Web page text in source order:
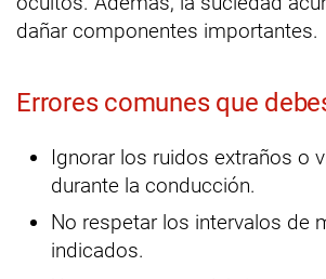
dañar componentes importantes.
Errores comunes que
Ignorar los ruidos extraños o
durante la conducción.
No respetar los intervalos de
indicados.